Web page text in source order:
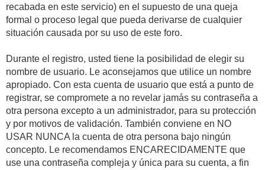
recabada en este servicio) en el supuesto de una queja
formal o proceso legal que pueda derivarse de cualquier
situación causada por su uso de este foro.
Durante el registro, usted tiene la posibilidad de elegir su
nombre de usuario. Le aconsejamos que utilice un nombre
apropiado. Con esta cuenta de usuario que está a punto de
registrar, se compromete a no revelar jamás su contraseña a
otra persona excepto a un administrador, para su protección
y por motivos de validación. También conviene en NO
USAR NUNCA la cuenta de otra persona bajo ningún
concepto. Le recomendamos ENCARECIDAMENTE que
use una contraseña compleja y única para su cuenta, a fin